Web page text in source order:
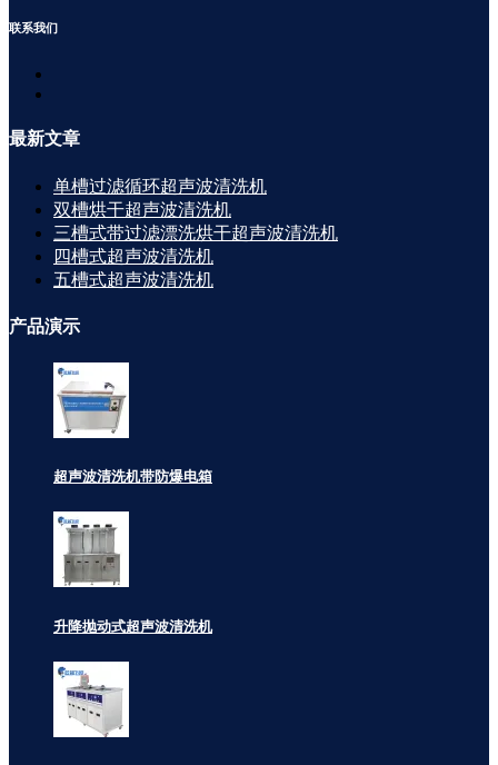
联系我们
最新文章
单槽过滤循环超声波清洗机
双槽烘干超声波清洗机
三槽式带过滤漂洗烘干超声波清洗机
四槽式超声波清洗机
五槽式超声波清洗机
产品演示
超声波清洗机带防爆电箱
升降抛动式超声波清洗机